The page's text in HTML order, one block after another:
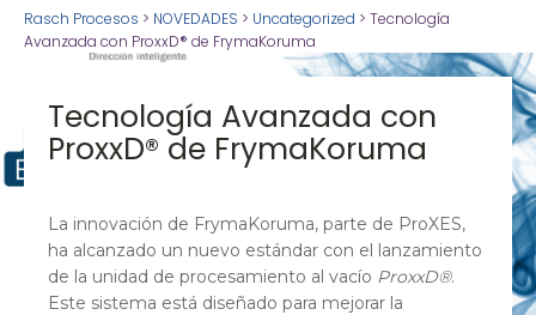
Rasch Procesos > NOVEDADES > Uncategorized > Tecnología
Avanzada con ProxxD® de FrymaKoruma
Tecnología Avanzada con
ProxxD® de FrymaKoruma
La innovación de FrymaKoruma, parte de ProXES,
ha alcanzado un nuevo estándar con el lanzamiento
de la unidad de procesamiento al vacío ProxxD®.
Este sistema está diseñado para mejorar la